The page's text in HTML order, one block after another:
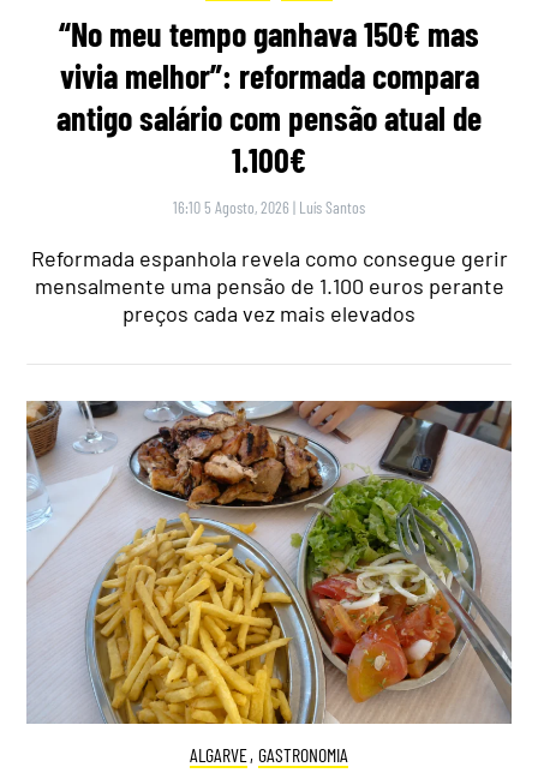
“No meu tempo ganhava 150€ mas
vivia melhor”: reformada compara
antigo salário com pensão atual de
1.100€
16:10 5 Agosto, 2026 | Luís Santos
Reformada espanhola revela como consegue gerir
mensalmente uma pensão de 1.100 euros perante
preços cada vez mais elevados
ALGARVE, GASTRONOMIA